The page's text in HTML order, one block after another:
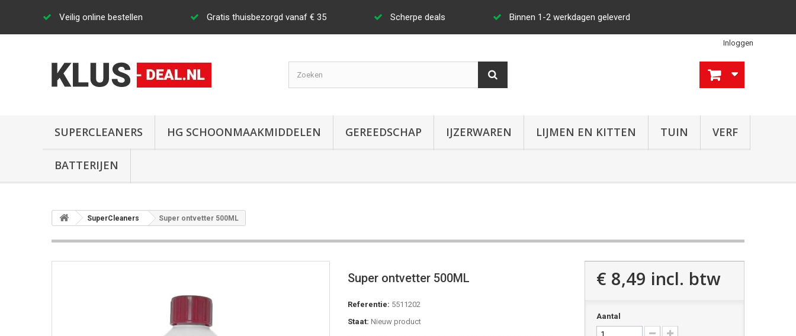
Veilig online bestellen Gratis thuisbezorgd vanaf € 35 Scherpe deals Binnen 1-2 werkdagen geleverd
Inloggen
SUPERCLEANERS HG SCHOONMAAKMIDDELEN GEREEDSCHAP IJZERWAREN LIJMEN EN KITTEN TUIN VERF
BATTERIJEN
SuperCleaners Super ontvetter 500ML
Super ontvetter 500ML
Referentie: 5511202
Staat: Nieuw product
€ 8,49 incl. btw
Aantal